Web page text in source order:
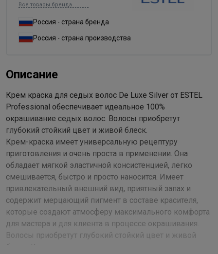
Все товары бренда
Россия - страна бренда
Россия - страна производства
Описание
Крем краска для седых волос De Luxe Silver от ESTEL
Professional обеспечивает идеальное 100%
окрашивание седых волос. Волосы приобретут
глубокий стойкий цвет и живой блеск.
Крем-краска имеет универсальную рецептуру
приготовления и очень проста в применении. Она
обладает мягкой эластичной консистенцией, легко
смешивается, быстро и просто наносится. Имеет
привлекательный внешний вид, приятный запах и
содержит мерцающий пигмент в составе красителя,
которые создают атмосферу максимального комфорта
для мастера и для клиента в процессе окрашивания.
Волосы приобретут глубокий стойкий цвет и живой